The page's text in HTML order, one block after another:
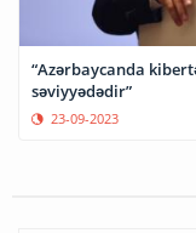
“Azərbaycanda
səviyyədədir”
23-09-2023